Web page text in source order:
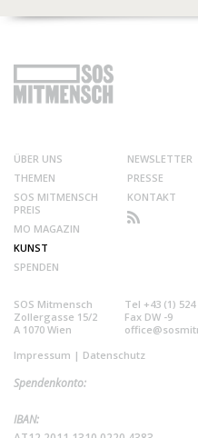
ÜBER UNS
THEMEN
SOS MITMENSCH
PREIS
MO MAGAZIN
KUNST
SPENDEN
NEWSLETTER
PRESSE
KONTAKT
SOS Mitmensch
Zollergasse 15/2
A 1070 Wien
Tel +43 (1) 524
Fax DW -9
Impressum | Datenschutz
Spendenkonto:
IBAN: